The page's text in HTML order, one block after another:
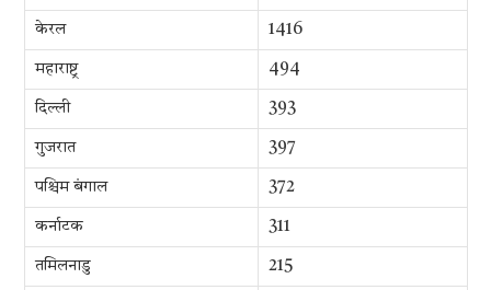
केरल 1416
महाराष्ट्र 494
दिल्ली 393
गुजरात 397
पश्चिम बंगाल 372
कर्नाटक 311
तमिलनाडु 215